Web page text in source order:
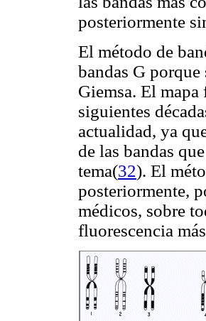
posteriormente
El método de
bandas G
Giemsa. El
siguientes
actualidad, ya
de las bandas
tema(32). El
posteriormente,
médicos, sobre
fluorescencia